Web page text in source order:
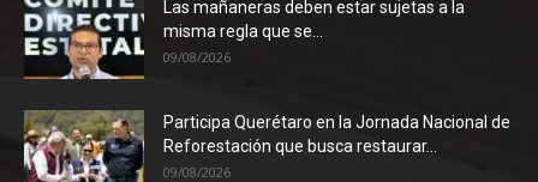
Las mañaneras deben estar sujetas a la
misma regla que se...
09/08/2026
Participa Querétaro en la Jornada Nacional de
Reforestación que busca restaurar...
09/08/2026